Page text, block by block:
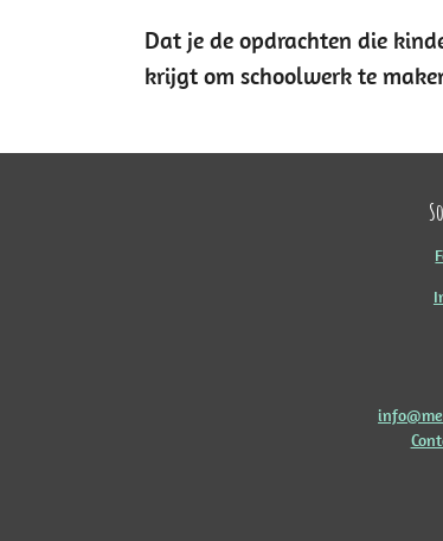
Dat je de opdrachten die
krijgt om schoolwerk te